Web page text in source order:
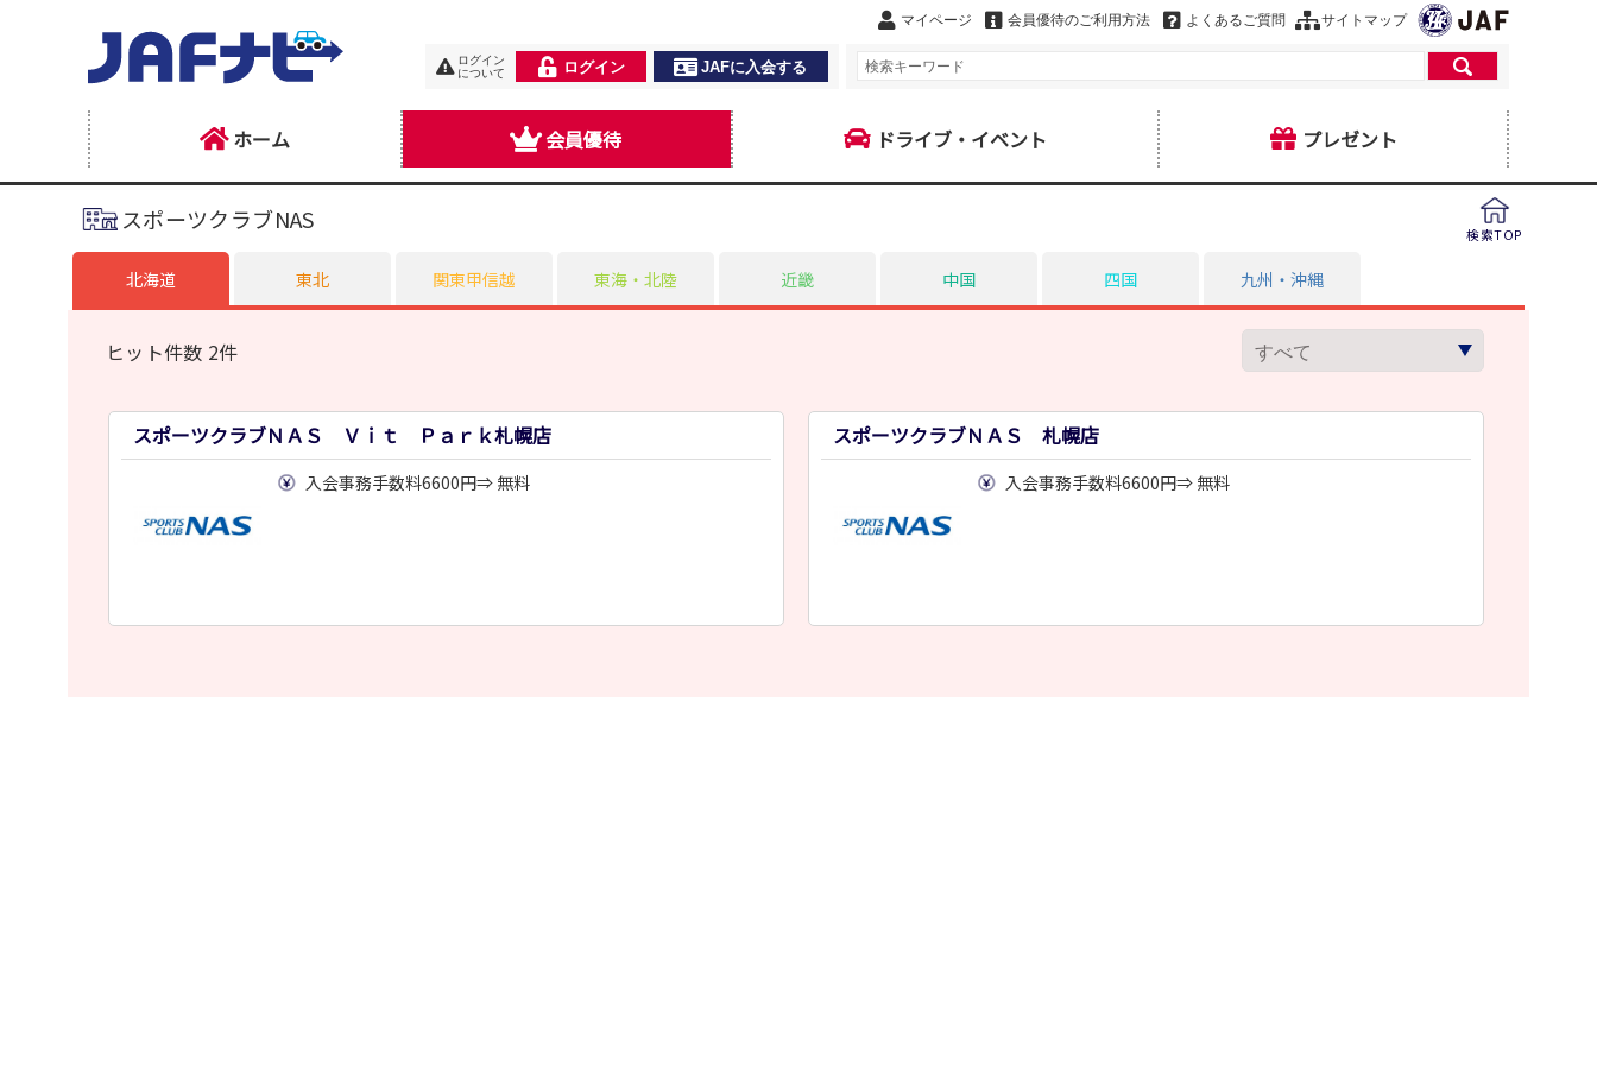
マイページ 会員優待のご利用方法 よくあるご質問 サイトマップ
ログイン
について
ログイン JAFに入会する
ホーム 会員優待 ドライブ・イベント プレゼント
スポーツクラブNAS
検索TOP
北海道 東北 関東甲信越 東海・北陸 近畿 中国 四国 九州・沖縄
ヒット件数 2件
スポーツクラブＮＡＳ Ｖｉｔ Ｐａｒｋ札幌店
入会事務手数料6600円⇒ 無料
スポーツクラブＮＡＳ 札幌店
入会事務手数料6600円⇒ 無料